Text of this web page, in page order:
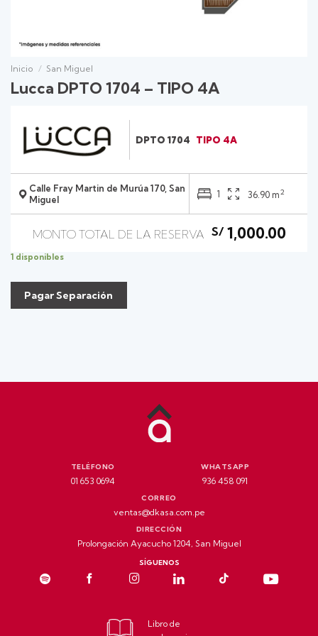
Inicio / San Miguel
Lucca DPTO 1704 – TIPO 4A
DPTO 1704 TIPO 4A
Calle Fray Martin de Murúa 170, San
Miguel
1 36.90 m2
S/1,000.00
1 disponibles
Pagar Separación
TELÉFONO
01 653 0694
WHATSAPP
936 458 091
CORREO
ventas@dkasa.com.pe
DIRECCIÓN
Prolongación Ayacucho 1204, San Miguel
SÍGUENOS
Libro de